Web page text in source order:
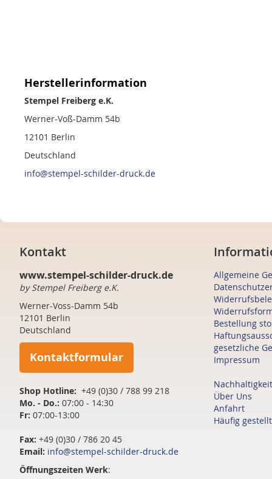
Herstellerinformation
Stempel Freiberg e.K.
Werner-Voß-Damm 54b
12101 Berlin
Deutschland
info@stempel-schilder-druck.de
Kontakt
www.stempel-schilder-druck.de
by Stempel Freiberg e.K.
Werner-Voss-Damm 54b
12101 Berlin
Deutschland
Kontaktformular
Shop Hotline: +49 (0)30 / 788 99 218
Mo. - Do.: 07:00 - 14:30
Fr: 07:00-13:00
Fax: +49 (0)30 / 786 20 45
Email: info@stempel-schilder-druck.de
Öffnungszeiten Werk:
Allgemeine
Bestellung
gesetzliche
Impressum
Nachhaltigkeit
Über Uns
Anfahrt
Häufig